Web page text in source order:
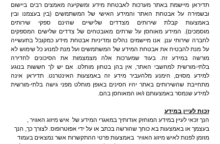
תדיראן מיישמת באתר מערכות לאבטחת מידע ומשקיעה מאמצים רבים ביישום
ובשמירה על אבטחת האתר והמידע האישי של המשתמשים (בין בעצמנו ובין
באמצעות קבלת שירותים מצדדים שלישיים שהינם ספקי שירותים
מוסמכים). המידע מאוחסן על שרתים מאובטחים של צדדים שלישים המספקים
לחברה שירותי ענן. אנו מיישמים נהלים ומדיניות אבטחת מידע כמקובל בתעשייה
על מנת להבטיח את אבטחת המידע של המשתמשים ועל מנת למנוע כל שימוש לא
מורשה במידע זה.
בעוד שמערכות אלה מצמצמות את הסיכונים לחדירה
בלתי-מורשית למחשבי האתר, אין בהן בטחון מוחלט. אם יש לך חששות בנוגע
למידע מסוים, הימנע מלהעביר מידע זה באמצעות האינטרנט. תדיראן אינה
מתחייבת שהשירותים באתר יהיו חסינים באופן מוחלט מפני גישה בלתי-מורשית
למידע שנמסר באמצעותם ו/או המאוחסן בהם.
זכות לעיין במידע
הנך זכאי לעיין במידע המוחזק אודותיך במאגרי המידע של איש מיזוג האוויר ,
בעצמך או באמצעות בא כוחך שהורשה בכתב או על ידי אפוטרופוס. לצורך כך, הנך
מוזמן לפנות לאיש מיזוג האוויר באמצעות פרטי ההתקשרות אשר נמצאים בעמוד